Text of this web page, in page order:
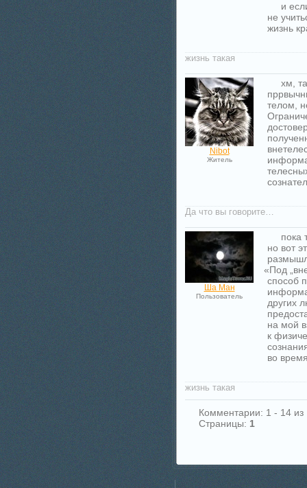
и
не
жизнь
жизнь такая
Nibot
Житель
хм,
телом,
Да что вы говорите…
Ша Ман
Пользователь
пока
но вот
«Под
способ
других
на мой
к
во
жизнь такая
Комментарии: 1 - 14 из
Страницы: 1